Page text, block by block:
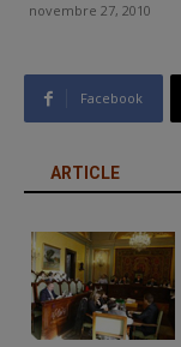
novembre 27, 2010
Facebook
ARTICLE